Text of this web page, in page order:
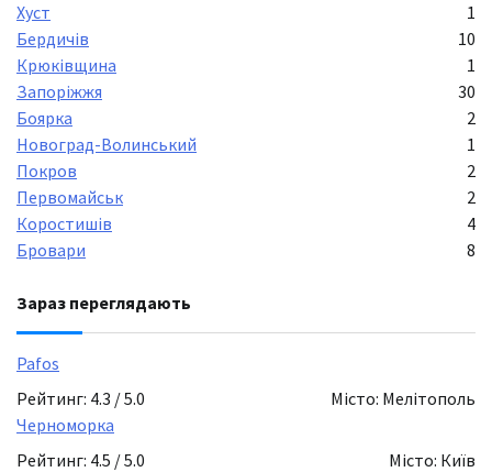
Хуст
1
Бердичів
10
Крюківщина
1
Запоріжжя
30
Боярка
2
Новоград-Волинський
1
Покров
2
Первомайськ
2
Коростишів
4
Бровари
8
Зараз переглядають
Pafos
Рейтинг: 4.3 / 5.0
Місто: Мелітополь
Черноморка
Рейтинг: 4.5 / 5.0
Місто: Київ